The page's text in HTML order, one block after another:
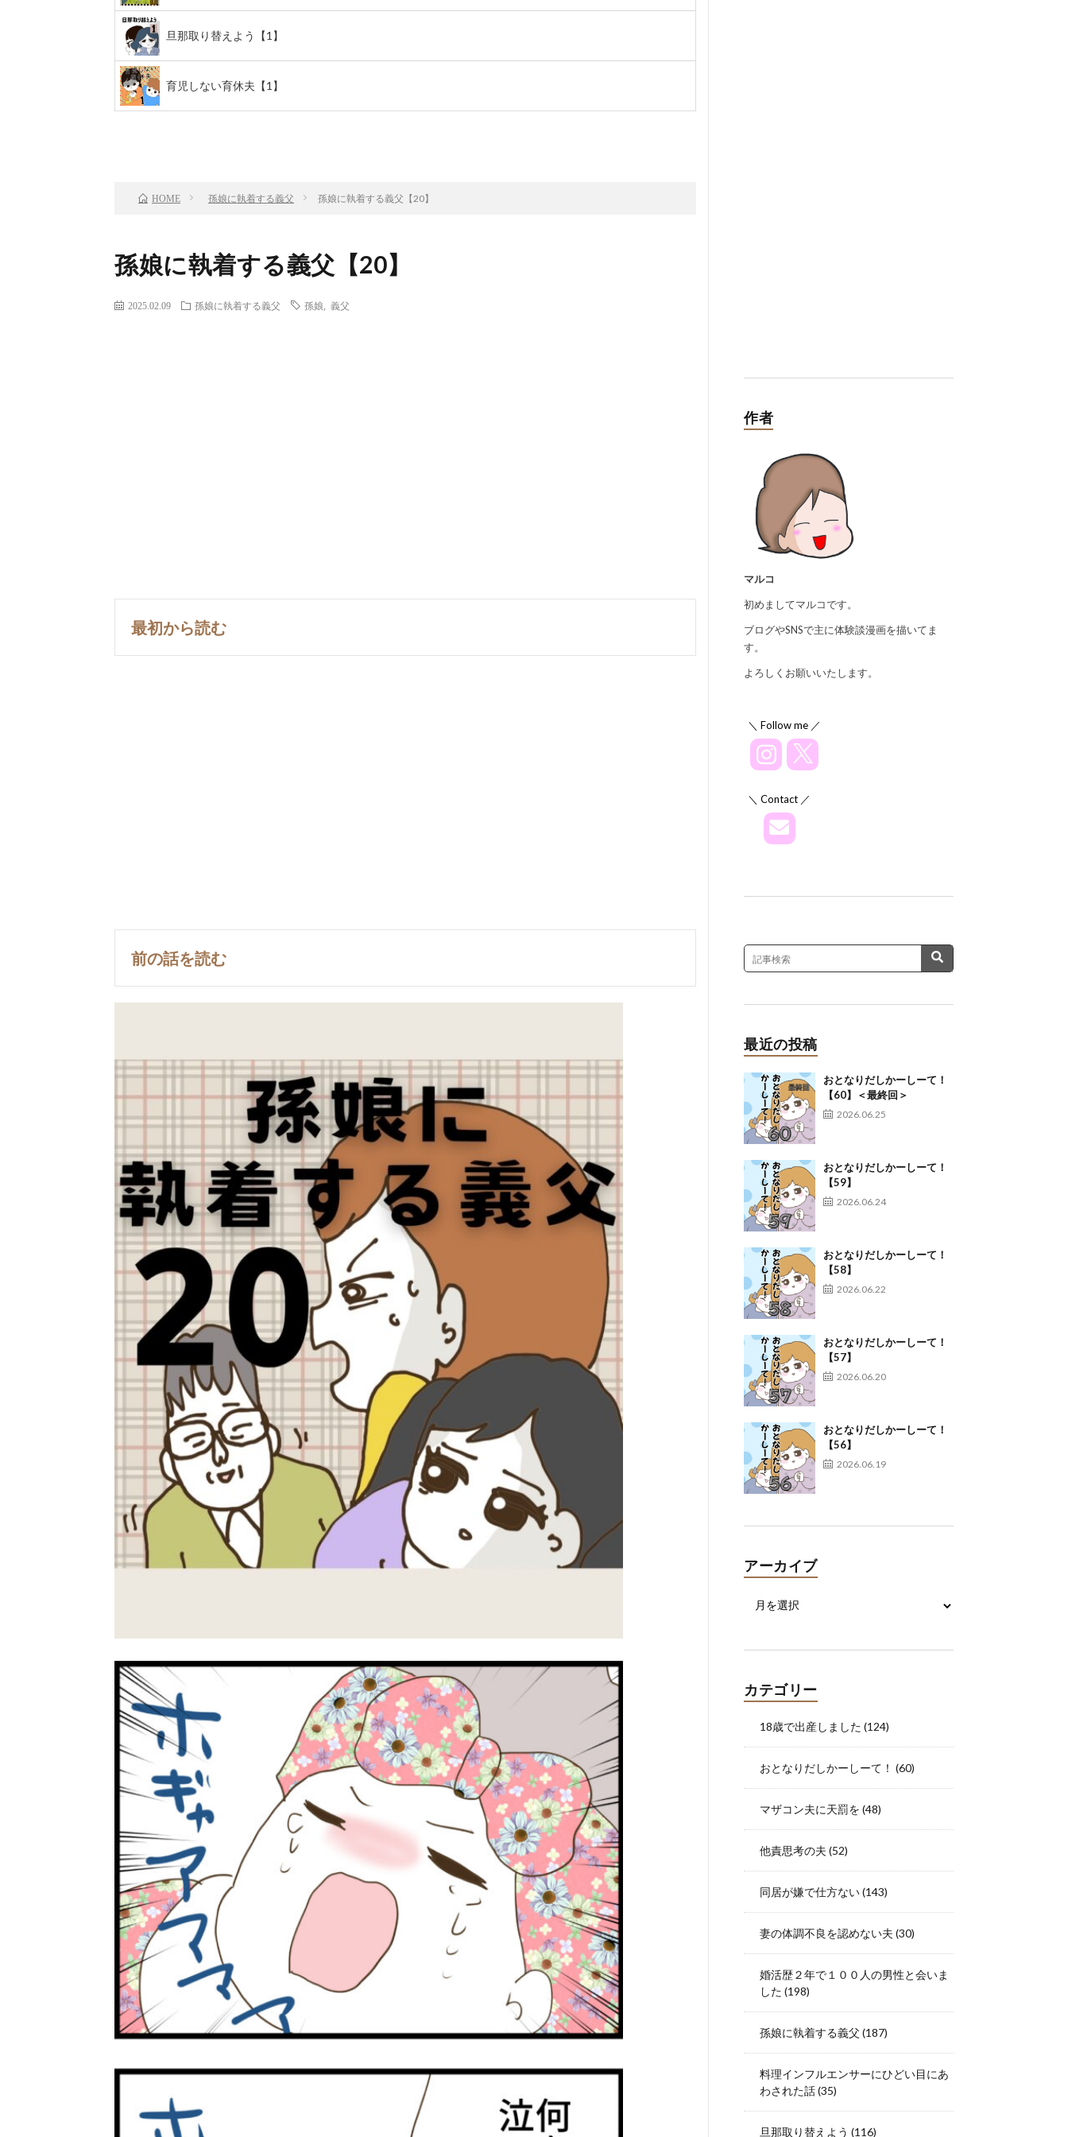
旦那取り替えよう【1】
育児しない育休夫【1】
HOME 孫娘に執着する義父 孫娘に執着する義父【20】
孫娘に執着する義父【20】
2025.02.09 孫娘に執着する義父 孫娘 義父
最初から読む
前の話を読む
作者
マルコ
初めましてマルコです。
ブログやSNSで主に体験談漫画を描いてま
す。
よろしくお願いいたします。
＼ Follow me ／
＼ Contact ／
最近の投稿
おとなりだしかーしーて！
【60】＜最終回＞
2026.06.25
おとなりだしかーしーて！
【59】
2026.06.24
おとなりだしかーしーて！
【58】
2026.06.22
おとなりだしかーしーて！
【57】
2026.06.20
おとなりだしかーしーて！
【56】
2026.06.19
アーカイブ
カテゴリー
18歳で出産しました (124)
おとなりだしかーしーて！ (60)
マザコン夫に天罰を (48)
他責思考の夫 (52)
同居が嫌で仕方ない(143)
妻の体調不良を認めない夫 (30)
婚活歴２年で１００人の男性と会いま
した (198)
孫娘に執着する義父 (187)
料理インフルエンサーにひどい目にあ
わされた話(35)
旦那取り替えよう (116)